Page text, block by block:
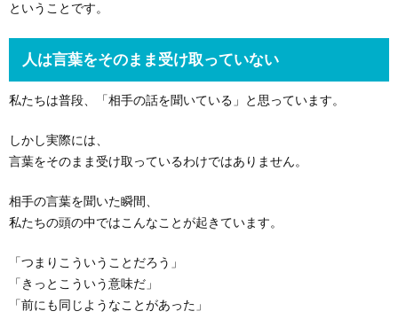
ということです。
人は言葉をそのまま受け取っていない
私たちは普段、「相手の話を聞いている」と思っています。
しかし実際には、
言葉をそのまま受け取っているわけではありません。
相手の言葉を聞いた瞬間、
私たちの頭の中ではこんなことが起きています。
「つまりこういうことだろう」
「きっとこういう意味だ」
「前にも同じようなことがあった」